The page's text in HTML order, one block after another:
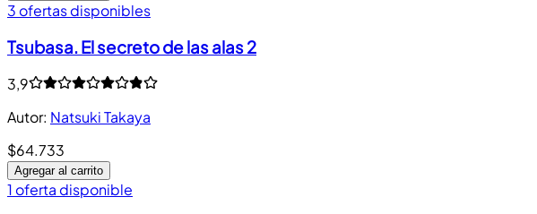
3 ofertas disponibles
Tsubasa. El secreto de las alas 2
3,9
Autor: Natsuki Takaya
$64.733
Agregar al carrito
1 oferta disponible